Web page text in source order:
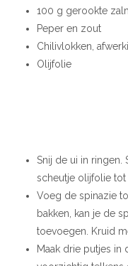
100 g gerookte
Peper en zout
Chilivlokken,
Olijfolie
Snij de ui in ringen.
scheutje olijfolie
Voeg de spinazie
bakken, kan je de
toevoegen. Kruid
Maak drie putjes in